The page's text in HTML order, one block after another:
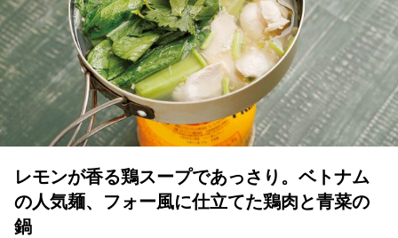
レモンが香る鶏スープであっさり。ベトナム
の人気麺、フォー風に仕立てた鶏肉と青菜の
鍋